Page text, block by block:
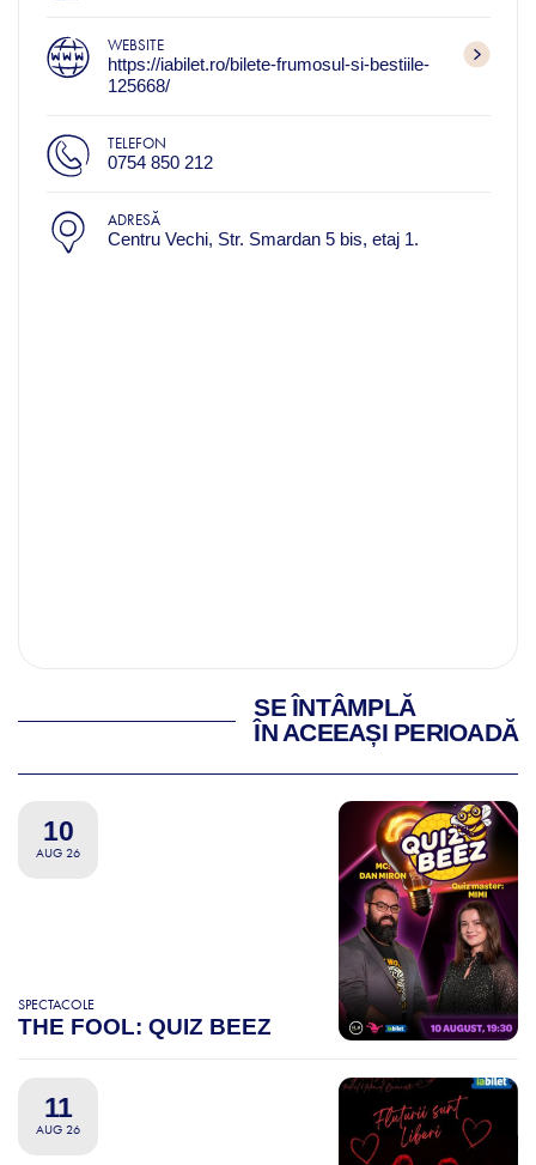
WEBSITE
https://iabilet.ro/bilete-frumosul-si-bestiile-
125668/
TELEFON
0754 850 212
ADRESĂ
Centru Vechi, Str. Smardan 5 bis, etaj 1.
SE ÎNTÂMPLĂ
ÎN ACEEAȘI PERIOADĂ
10
AUG 26
SPECTACOLE
THE FOOL: QUIZ BEEZ
11
AUG 26